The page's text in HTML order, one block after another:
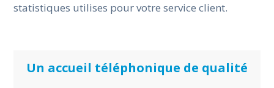
statistiques utilises pour votre service client.
Un accueil téléphonique de qualité